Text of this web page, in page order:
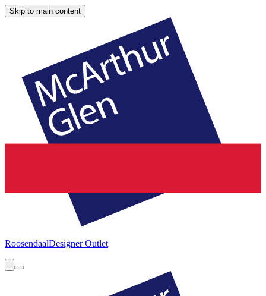
Skip to main content
RoosendaalDesigner Outlet